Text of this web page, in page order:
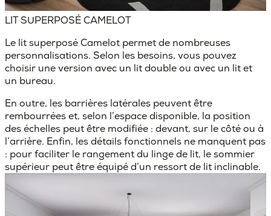
LIT SUPERPOSÉ CAMELOT
Le lit superposé Camelot permet de nombreuses
personnalisations. Selon les besoins, vous pouvez
choisir une version avec un lit double ou avec un lit et
un bureau.
En outre, les barrières latérales peuvent être
rembourrées et, selon l’espace disponible, la position
des échelles peut être modifiée : devant, sur le côté ou à
l’arrière. Enfin, lesdétails fonctionnels ne manquent pas
: pour faciliter le rangement du linge de lit, le sommier
supérieur peut être équipé d’un ressort de lit inclinable.